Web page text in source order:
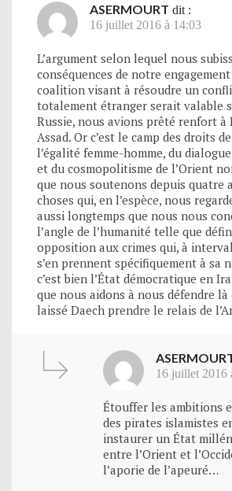
ASERMOURT dit :
16 juillet 2016 à 14:03
L’argument selon lequel nous
conséquences de notre engagement
coalition visant à résoudre un
totalement étranger serait valable
Russie, nous avions prêté renfort à
Assad. Or c’est le camp des droits
l’égalité femme-homme, du
et du cosmopolitisme de l’Orient
que nous soutenons depuis quatre
choses qui, en l’espèce, nous
aussi longtemps que nous nous
l’angle de l’humanité telle que
opposition aux crimes qui, à
s’en prennent spécifiquement à sa
c’est bien l’État démocratique en
que nous aidons à nous défendre
laissé Daech prendre le relais de
16 juillet 2016
Étouffer les ambitions
des pirates islamistes
instaurer un État
entre l’Orient et
l’aporie de l’apeuré…